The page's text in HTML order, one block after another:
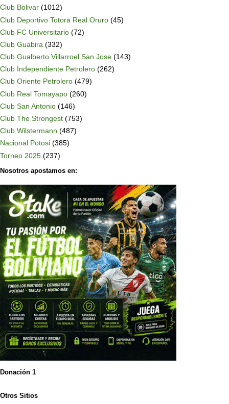
Club Bolivar (1012)
Club Deportivo Totora Real Oruro (45)
Club FC Universitario (72)
Club Guabira (332)
Club Gualberto Villarroel San Jose (143)
Club Independiente Petrolero (262)
Club Oriente Petrolero (479)
Club Real Tomayapo (260)
Club San Antonio (146)
Club The Strongest (753)
Club Wilstermann (487)
Nacional Potosi (385)
Torneo 2025 (237)
Nosotros apostamos en:
Donación 1
Otros Sitios